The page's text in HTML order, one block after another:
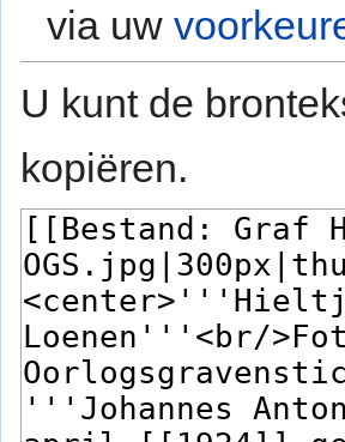
via uw
U kunt de
kopiëren.